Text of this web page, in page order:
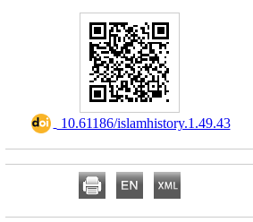
‎ 10.61186/islamhistory.1.49.43